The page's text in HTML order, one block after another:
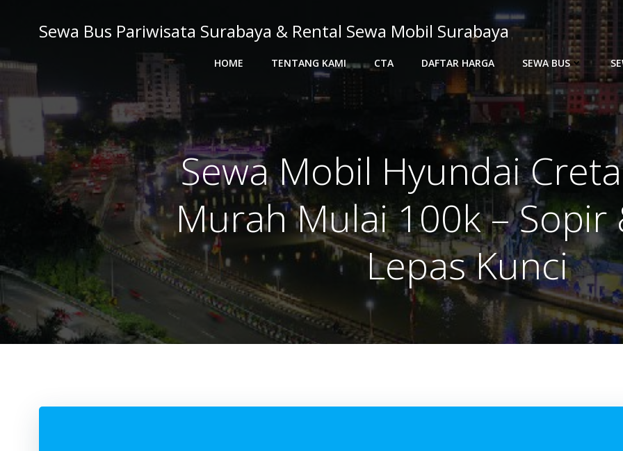
Sewa Bus Pariwisata Surabaya & Rental Sewa Mobil Surabaya
HOME TENTANG KAMI CTA DAFTAR HARGA SEWA BUS
Sewa Mobil Hyundai
Murah Mulai 100k – Sopir
Lepas Kunci